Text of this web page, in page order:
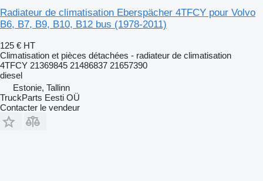
Radiateur de climatisation Eberspächer 4TFCY pour Volvo
B6, B7, B9, B10, B12 bus (1978-2011)
125 € HT
Climatisation et pièces détachées - radiateur de climatisation
4TFCY 21369845 21486837 21657390
diesel
Estonie, Tallinn
TruckParts Eesti OÜ
Contacter le vendeur